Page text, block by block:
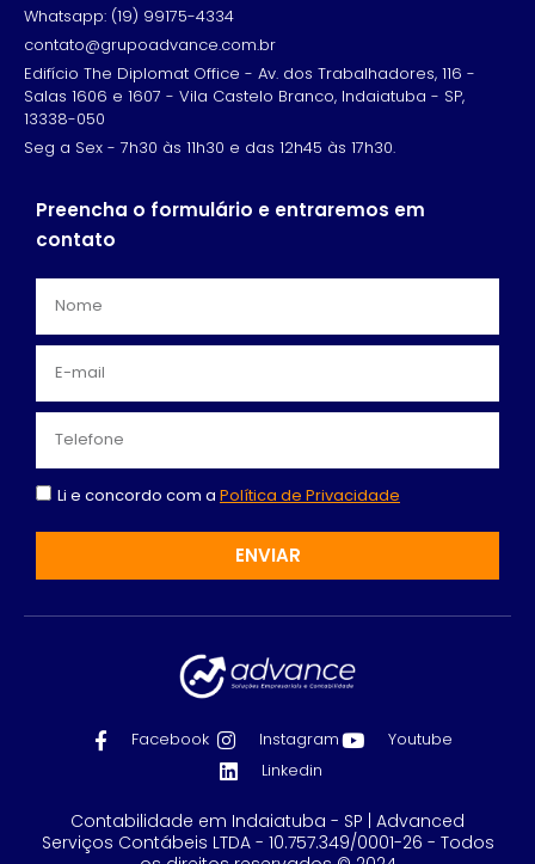
Whatsapp: (19) 99175-4334
contato@grupoadvance.com.br
Edifício The Diplomat Office - Av. dos Trabalhadores, 116 -
Salas 1606 e 1607 - Vila Castelo Branco, Indaiatuba - SP,
13338-050
Seg a Sex - 7h30 às 11h30 e das 12h45 às 17h30.
Preencha o formulário e entraremos em
contato
Li e concordo com a Política de Privacidade
ENVIAR
Facebook Instagram
Youtube
Linkedin
Contabilidade em Indaiatuba - SP | Advanced
Serviços Contábeis LTDA - 10.757.349/0001-26 - Todos